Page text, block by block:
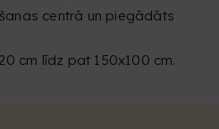
centrā un piegādāts
cm līdz pat 150x100 cm.